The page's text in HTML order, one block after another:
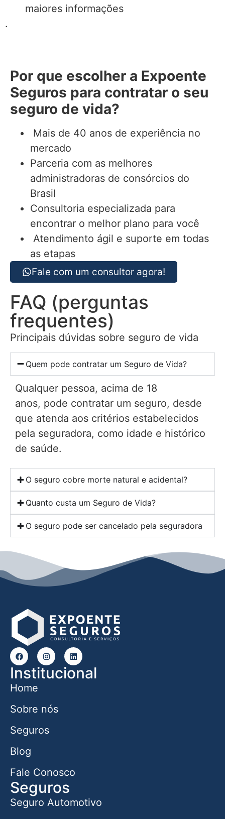
maiores informações
.
Por que escolher a Expoente
Seguros para contratar o seu
seguro de vida?
Mais de 40 anos de experiência no
mercado
Parceria com as melhores
administradoras de consórcios do
Brasil
Consultoria especializada para
encontrar o melhor plano para você
Atendimento ágil e suporte em todas
as etapas
Fale com um consultor agora!
FAQ (perguntas
frequentes)
Principais dúvidas sobre seguro de vida
Quem pode contratar um Seguro de Vida?
Qualquer pessoa, acima de 18
anos, pode contratar um seguro, desde
que atenda aos critérios estabelecidos
pela seguradora, como idade e histórico
de saúde.
O seguro cobre morte natural e acidental?
Quanto custa um Seguro de Vida?
O seguro pode ser cancelado pela seguradora
Institucional
Home
Sobre nós
Seguros
Blog
Fale Conosco
Seguros
Seguro Automotivo